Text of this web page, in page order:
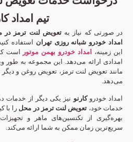
تیم امداد
در صورتی که نیاز بهتعویض لنت ترمز در
امداد خودرو شبانه روزی تهران استفاده
این زمینه،
امداد خودرو بهمن موتور
است
امدادی ارائه می‌دهد. این مجموعه به طور
مانند تعویض لنت ترمز، تعویض روغن و
می‌دهد.
امداد خودروکارنو نیز یکی دیگر از خدمات
خدمات خود، تعویض لنت ترمز در محل را با
بهره‌گیری از تکنسین‌های ماهر و
سریع‌ترین زمان ممکن به شما ارائه می‌کند.